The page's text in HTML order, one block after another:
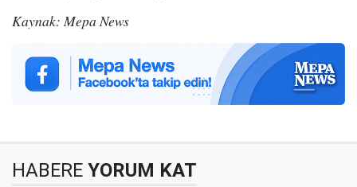
Kaynak: Mepa News
HABERE YORUM KAT